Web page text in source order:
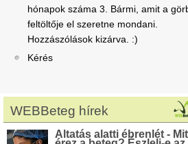
hónapok száma 3. Bármi, amit a
feltöltője el szeretne mondani.
Hozzászólások kizárva. :)
Kérés